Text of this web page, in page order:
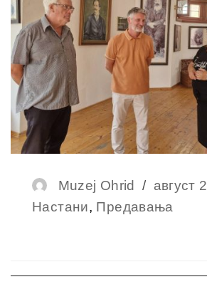
Author
Muzej Ohrid
Posted
on
август
Настани, Предавања